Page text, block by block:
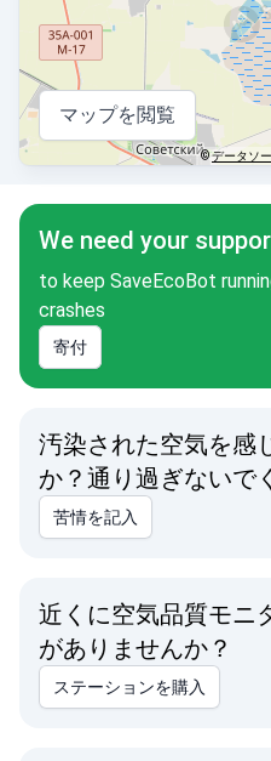
マップを閲覧
©データソ
We need your
to keep SaveEcoBot
crashes
寄付
汚染された空気を感
か？通り過ぎないで
苦情を記入
近くに空気品質モニ
がありませんか？
ステーションを購入